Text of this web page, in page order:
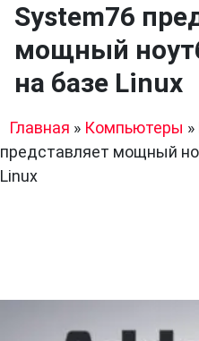
System76
мощный
на базе Linux
Главная » Компьютеры »
представляет мощный
Linux